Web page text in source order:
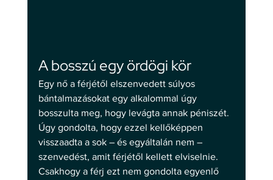
A bosszú egy ördögi kör
Egy nő a férjétől elszenvedett súlyos
bántalmazásokat egy alkalommal úgy
bosszulta meg, hogy levágta annak péniszét.
Úgy gondolta, hogy ezzel kellőképpen
visszaadta a sok – és egyáltalán nem –
szenvedést, amit férjétől kellett elviselnie.
Csakhogy a férj ezt nem gondolta egyenlő